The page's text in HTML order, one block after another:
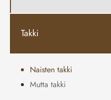
Takki
Naisten takki
Mutta takki